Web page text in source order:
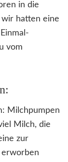
in die
hatten eine
vom
Milchpumpen
Milch, die
zur
erworben